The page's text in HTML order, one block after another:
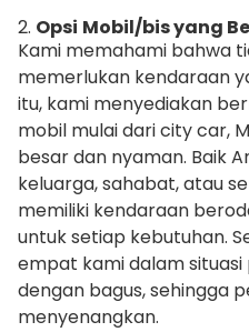
2. Opsi Mobil/bis yang
Kami memahami bahwa
memerlukan kendaraan
itu, kami menyediakan
mobil mulai dari city car,
besar dan nyaman. Baik
keluarga, sahabat, atau
memiliki kendaraan
untuk setiap kebutuhan.
empat kami dalam
dengan bagus, sehingga
menyenangkan.